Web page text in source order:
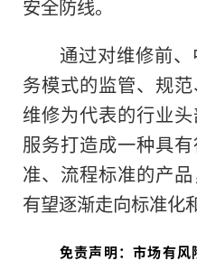
安全防线。
通过对维修前
务模式的监管、规
维修为代表的行业
服务打造成一种具
准、流程标准的产
有望逐渐走向标准化
免责声明：市场有